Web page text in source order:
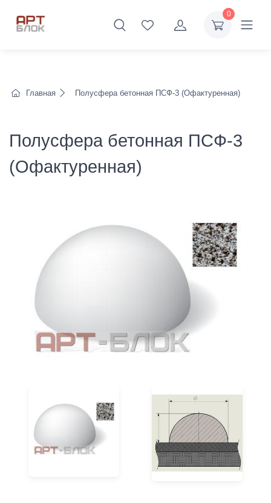
0
Главная Полусфера бетонная ПСФ-3 (Офактуренная)
Полусфера бетонная ПСФ-3
(Офактуренная)